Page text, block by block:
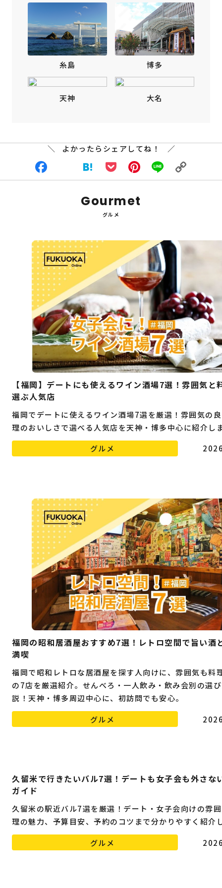
糸島 博多
天神 大名
よかったらシェアしてね！
Facebook
X HatenaPocketPinterest
Line Copy
Gourmet
グルメ
【福岡】デートにも使えるワイン酒場7選！雰囲気と
選ぶ人気店
福岡でデートに使えるワイン酒場7選を厳選！雰囲気の
理のおいしさで選べる人気店を天神・博多中心に紹介し
グルメ
福岡の昭和居酒屋おすすめ7選！レトロ空間で旨い酒
満喫
福岡で昭和レトロな居酒屋を探す人向けに、雰囲気も料
の7店を厳選紹介。せんべろ・一人飲み・飲み会別の選
説！天神・博多周辺中心に、初訪問でも安心。
グルメ
久留米で行きたいバル7選！デートも女子会も外さな
ガイド
久留米の駅近バル7選を厳選！デート・女子会向けの雰
理の魅力、予算目安、予約のコツまで分かりやすく紹介
グルメ